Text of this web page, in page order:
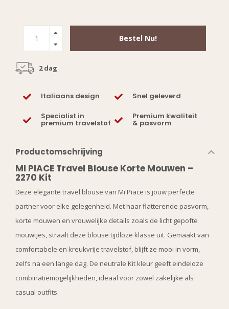
Bestel Nu!
2 dag
Italiaans design Snel geleverd
Specialist in
premium travelstof
Premium kwaliteit
& pasvorm
Productomschrijving
MI PIACE Travel Blouse Korte Mouwen –
2270 Kit
Deze elegante travel blouse van Mi Piace is jouw perfecte
partner voor elke gelegenheid. Met haar flatterende pasvorm,
korte mouwen en vrouwelijke details zoals de licht gepofte
mouwtjes, straalt deze blouse tijdloze klasse uit. Gemaakt van
comfortabele en kreukvrije travelstof, blijft ze mooi in vorm,
zelfs na een lange dag. De neutrale Kit kleur geeft eindeloze
combinatiemogelijkheden, ideaal voor zowel zakelijke als
casual outfits.